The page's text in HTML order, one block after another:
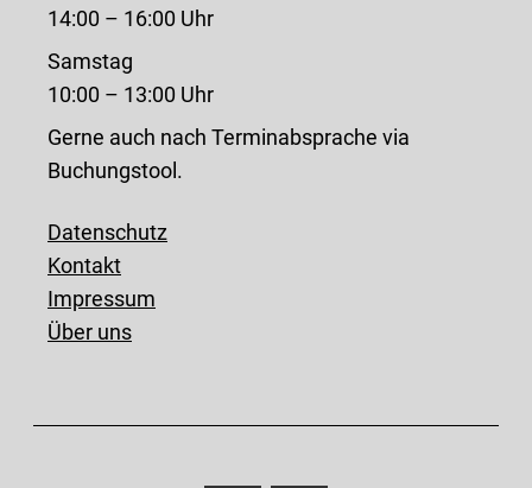
14:00 – 16:00 Uhr
Samstag
10:00 – 13:00 Uhr
Gerne auch nach Terminabsprache via
Buchungstool.
Datenschutz
Kontakt
Impressum
Über uns